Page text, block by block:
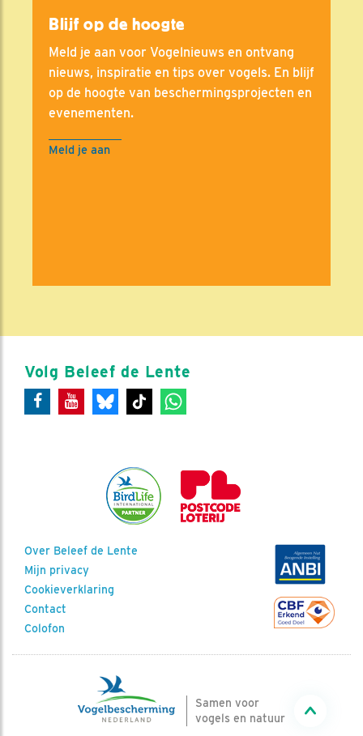
Blijf op de hoogte
Meld je aan voor Vogelnieuws en ontvang
nieuws, inspiratie en tips over vogels. En blijf
op de hoogte van beschermingsprojecten en
evenementen.
Meld je aan
Volg Beleef de Lente
Over Beleef de Lente
Mijn privacy
Cookieverklaring
Contact
Colofon
Samen voor
vogels en natuur